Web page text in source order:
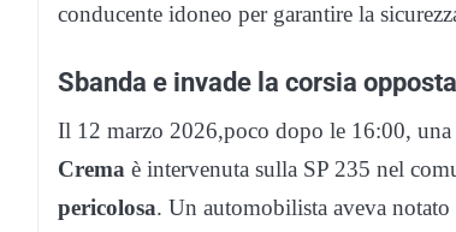
conducente idoneo per garantire la
Sbanda e invade la corsia opposta
Il 12 marzo 2026,poco dopo le 16:00,
Crema è intervenuta sulla SP 235 nel
pericolosa. Un automobilista aveva